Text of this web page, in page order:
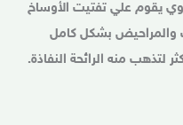
يقوم علي تفتيت الأوساخ
والمراحيض بشكل كامل
لتذهب منه الرائحة النفاذة.